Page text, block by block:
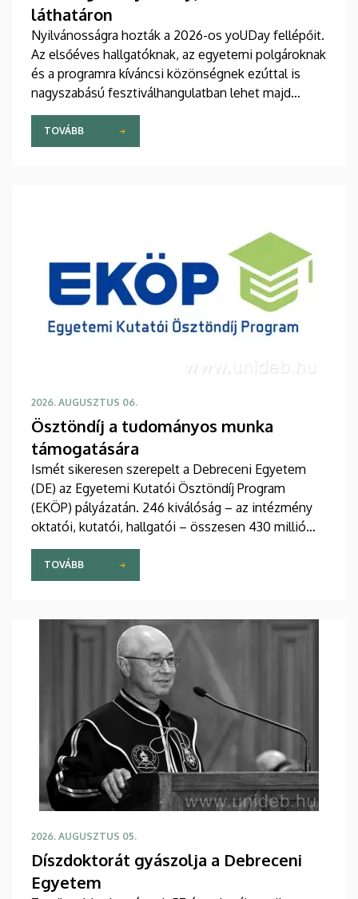
láthatáron
Nyilvánosságra hozták a 2026-os yoUDay fellépőit.
Az elsőéves hallgatóknak, az egyetemi polgároknak
és a programra kíváncsi közönségnek ezúttal is
nagyszabású fesztiválhangulatban lehet majd
része, grandiózus tanévnyitó stadionshow-n
vehetnek részt szeptember közepén.
TOVÁBB
2026. AUGUSZTUS 06.
Ösztöndíj a tudományos munka
támogatására
Ismét sikeresen szerepelt a Debreceni Egyetem
(DE) az Egyetemi Kutatói Ösztöndíj Program
(EKÖP) pályázatán. 246 kiválóság – az intézmény
oktatói, kutatói, hallgatói – összesen 430 millió
forint támogatást nyert el pályaművével
tudományos munkája folyatásához.
TOVÁBB
2026. AUGUSZTUS 05.
Díszdoktorát gyászolja a Debreceni
Egyetem